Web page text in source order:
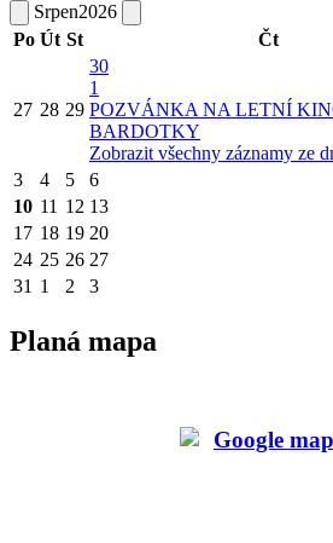
Srpen2026
Po Út St Čt
27 28 29
30
1
POZVÁNKA NA LETNÍ
BARDOTKY
Zobrazit všechny záznamy ze
3 4 5 6
10 11 12 13
17 18 19 20
24 25 26 27
31 1 2 3
Planá mapa